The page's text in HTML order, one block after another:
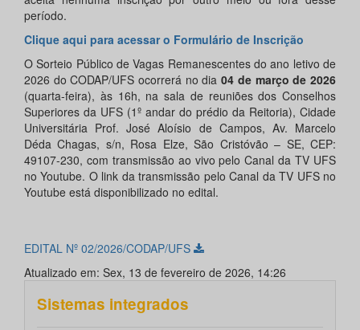
período.
Clique aqui para acessar o Formulário de Inscrição
O Sorteio Público de Vagas Remanescentes do ano letivo de
2026 do CODAP/UFS ocorrerá no dia04 de março de 2026
(quarta-feira), às 16h, na sala de reuniões dos Conselhos
Superiores da UFS (1º andar do prédio da Reitoria), Cidade
Universitária Prof. José Aloísio de Campos, Av. Marcelo
Déda Chagas, s/n, Rosa Elze, São Cristóvão – SE, CEP:
49107-230, com transmissão ao vivo pelo Canal da TV UFS
no Youtube. O link da transmissão pelo Canal da TV UFS no
Youtube está disponibilizado no edital.
EDITAL Nº 02/2026/CODAP/UFS
Atualizado em: Sex, 13 de fevereiro de 2026, 14:26
Sistemas integrados